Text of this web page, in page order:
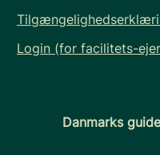
Login (for facilitets-
Danmarks